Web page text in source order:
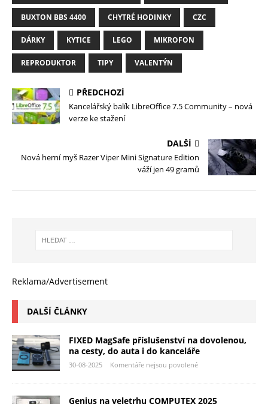
BUXTON BBS 4400 CHYTRÉ HODINKY CZC
DÁRKY KYTICE LEGO MIKROFON
REPRODUKTOR TIPY VALENTÝN
PŘEDCHOZÍ
Kancelářský balík LibreOffice 7.5 Community – nová
verze ke stažení
DALŠÍ
Nová herní myš Razer Viper Mini Signature Edition
váží jen 49 gramů
Reklama/Advertisement
DALŠÍ ČLÁNKY
FIXED MagSafe příslušenství na dovolenou,
na cesty, do auta i do kanceláře
30-08-2025 Komentáře nejsou povolené
Genius na veletrhu COMPUTEX 2025